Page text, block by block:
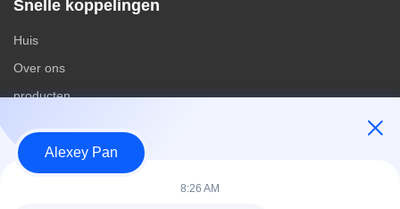
Snelle koppelingen
Huis
Over ons
producten
Categorieën
Alexey Pan
8:26 AM